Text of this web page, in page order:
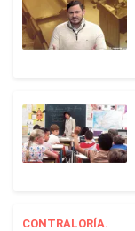
CONTRALORÍA.